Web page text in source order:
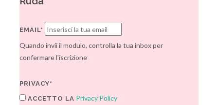
EMAIL*
Quando invii il modulo, controlla la tua inbox per
confermare l'iscrizione
PRIVACY*
ACCETTO LA Privacy Policy